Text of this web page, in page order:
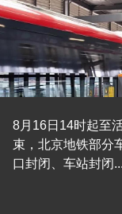
8月16日14时起至
束，北京地铁部分
口封闭、车站封闭...